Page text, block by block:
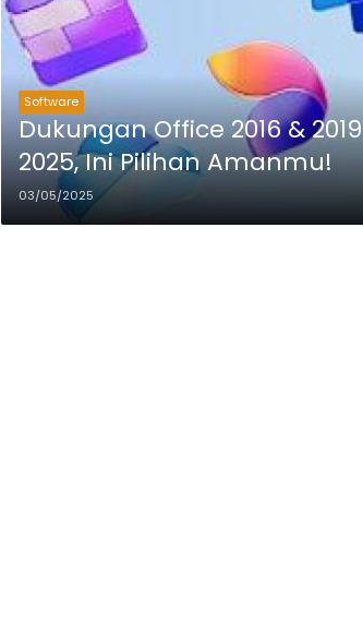
Software
Dukungan Office 2016 &
2025, Ini Pilihan Amanmu!
03/05/2025